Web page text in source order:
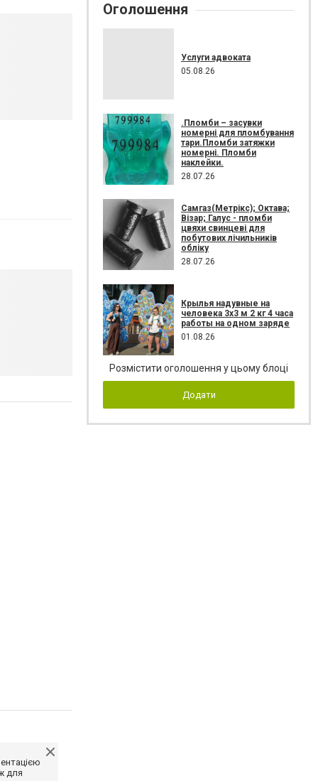
для
Оголошення
Услуги адвоката
05.08.26
.Пломби – засувки
номерні для пломбування
тари.Пломби затяжки
номерні. Пломби
наклейки.
28.07.26
Самгаз(Метрікс); Октава;
Візар; Галус - пломби
цвяхи свинцеві для
побутових лічильників
обліку
28.07.26
Крылья надувные на
человека 3х3 м 2 кг 4 часа
работы на одном заряде
01.08.26
Розмістити оголошення у цьому блоці
Додати